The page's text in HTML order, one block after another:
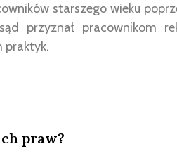
starszego wieku
przyznał pracownikom
praktyk.
praw?